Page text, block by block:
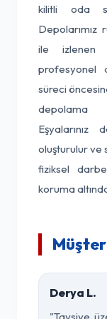
kilitli oda
Depolarımız
ile izlenen
profesyonel
süreci
depolama
oluşturulur ve
fiziksel
koruma
Derya L.